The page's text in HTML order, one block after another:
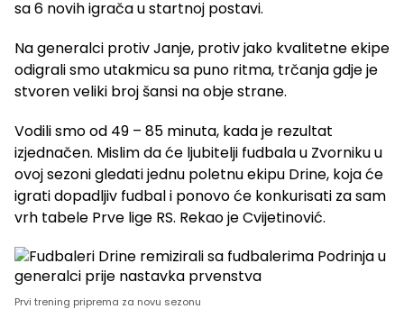
sa 6 novih igrača u startnoj postavi.
Na generalci protiv Janje, protiv jako kvalitetne ekipe
odigrali smo utakmicu sa puno ritma, trčanja gdje je
stvoren veliki broj šansi na obje strane.
Vodili smo od 49 – 85 minuta, kada je rezultat
izjednačen. Mislim da će ljubitelji fudbala u Zvorniku u
ovoj sezoni gledati jednu poletnu ekipu Drine, koja će
igrati dopadljiv fudbal i ponovo će konkurisati za sam
vrh tabele Prve lige RS. Rekao je Cvijetinović.
Prvi trening priprema za novu sezonu